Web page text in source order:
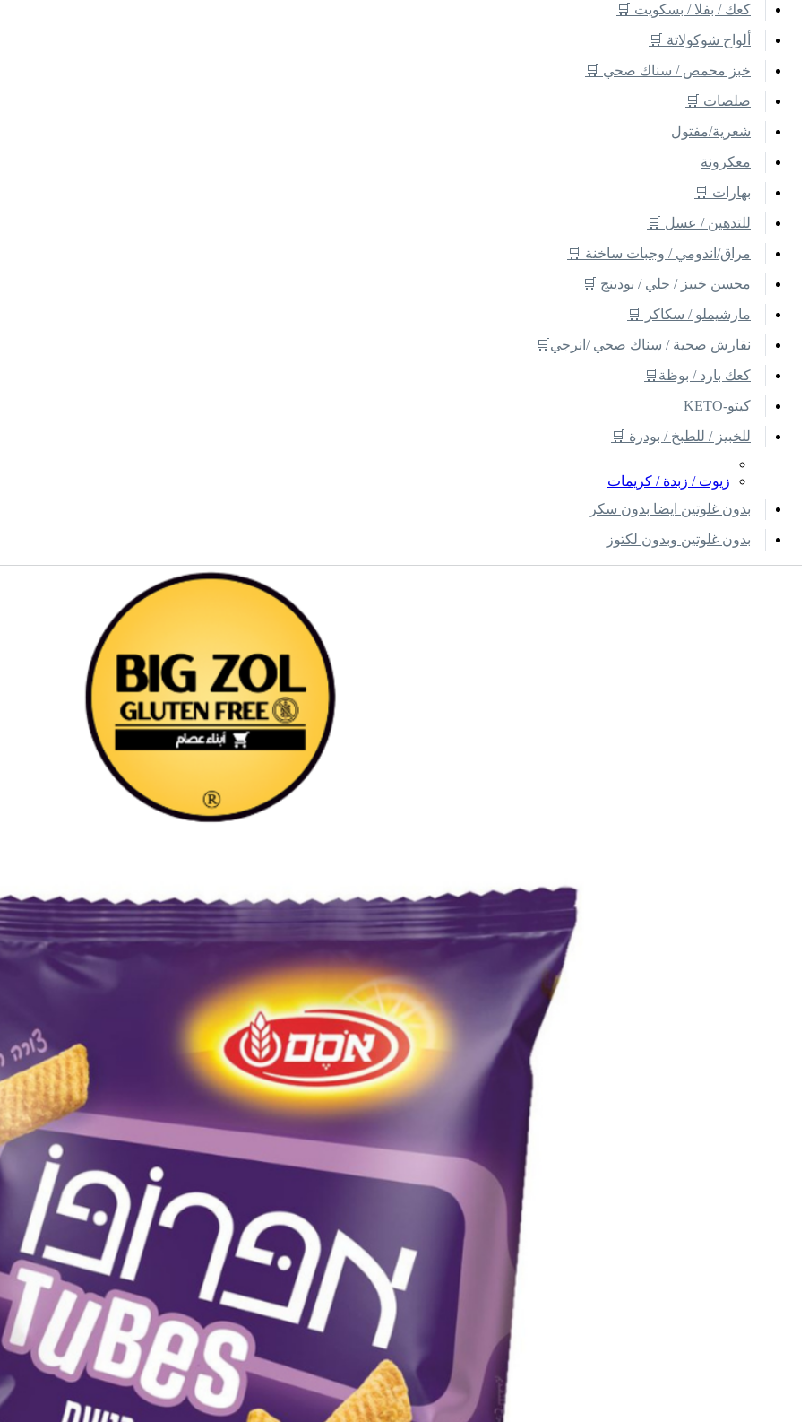
كعك / بفلا / بسكويت 🛒
ألواح شوكولاتة 🛒
خبز محمص / سناك صحي 🛒
صلصات 🛒
شعرية/مفتول
معكرونة
بهارات 🛒
للتدهين / عسل 🛒
مراق/اندومي / وجبات ساخنة 🛒
محسن خبيز / جلي / بودينج 🛒
مارشيملو / سكاكر 🛒
نقارش صحية / سناك صحي /انرجي🛒
كعك بارد / بوظة🛒
كيتو-KETO
للخبيز / للطبخ / بودرة 🛒
زيوت / زبدة / كريمات
بدون غلوتين ايضا بدون سكر
بدون غلوتين وبدون لكتوز